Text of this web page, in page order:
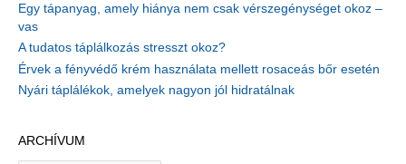
Egy tápanyag, amely hiánya nem csak vérszegénységet okoz –
vas
A tudatos táplálkozás stresszt okoz?
Érvek a fényvédő krém használata mellett rosaceás bőr esetén
Nyári táplálékok, amelyek nagyon jól hidratálnak
ARCHÍVUM